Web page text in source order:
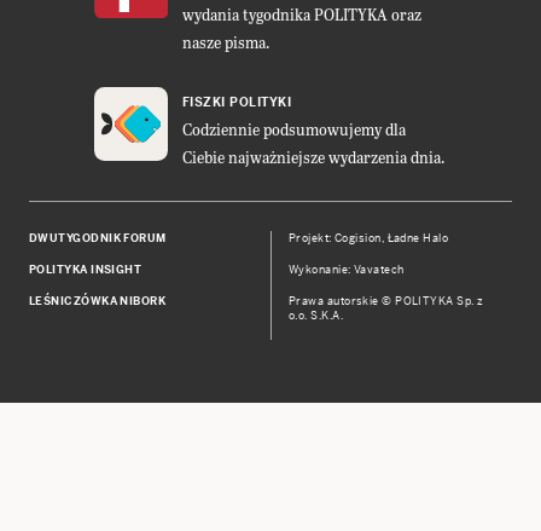
wydania tygodnika POLITYKA oraz
nasze pisma.
FISZKI POLITYKI
Codziennie podsumowujemy dla
Ciebie najważniejsze wydarzenia dnia.
DWUTYGODNIK FORUM
POLITYKA INSIGHT
LEŚNICZÓWKA NIBORK
Projekt:Cogision, Ładne Halo
Wykonanie: Vavatech
Prawa autorskie © POLITYKA Sp. z
o.o. S.K.A.